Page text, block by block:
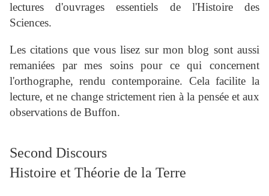
lectures d'ouvrages essentiels de l'Histoire des
Sciences.
Les citations que vous lisez sur mon blog sont aussi
remaniées par mes soins pour ce qui concernent
l'orthographe, rendu contemporaine. Cela facilite la
lecture, et ne change strictement rien à la pensée et aux
observations de Buffon.
Second Discours
Histoire et Théorie de la Terre